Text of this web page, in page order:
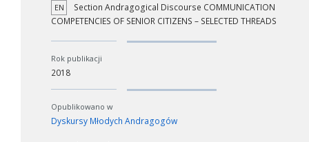
EN
Section Andragogical Discourse COMMUNICATION
COMPETENCIES OF SENIOR CITIZENS – SELECTED THREADS
Rok publikacji
2018
Opublikowano w
Dyskursy Młodych Andragogów